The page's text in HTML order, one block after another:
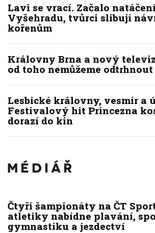
Lavi se vrací. Začalo
Vyšehradu, tvůrci slibují
kořenům
Královny Brna a nový
od toho nemůžeme odtrhnout
Lesbické královny, vesmír a
Festivalový hit Princezna
dorazí do kin
Čtyři šampionáty na ČT
atletiky nabídne plavání,
gymnastiku a jezdectví